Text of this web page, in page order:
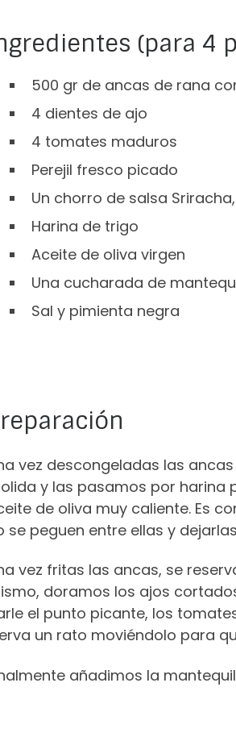
(para 4
500 gr de ancas de rana
4 dientes de ajo
4 tomates maduros
Perejil fresco picado
Un chorro de salsa
Harina de trigo
Aceite de oliva virgen
Una cucharada de
Sal y pimienta negra
vez descongeladas las
y las pasamos por harina
de oliva muy caliente. Es
se peguen entre ellas y
vez fritas las ancas, se
doramos los ajos
el punto picante, los
un rato moviéndolo para
añadimos la